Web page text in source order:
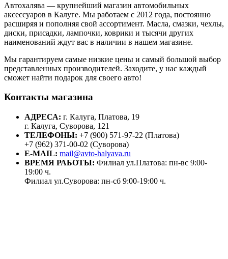
Автохалява — крупнейший магазин автомобильных
аксессуаров в Калуге. Мы работаем с 2012 года, постоянно
расширяя и пополняя свой ассортимент. Масла, смазки, чехлы,
диски, присадки, лампочки, коврики и тысячи других
наименований ждут вас в наличии в нашем магазине.
Мы гарантируем самые низкие цены и самый большой выбор
представленных производителей. Заходите, у нас каждый
сможет найти подарок для своего авто!
Контакты магазина
АДРЕСА: г. Калуга, Платова, 19
г. Калуга, Суворова, 121
ТЕЛЕФОНЫ: +7 (900) 571-97-22 (Платова)
+7 (962) 371-00-02 (Суворова)
E-MAIL: mail@avto-halyava.ru
ВРЕМЯ РАБОТЫ: Филиал ул.Платова: пн-вс 9:00-
19:00 ч.
Филиал ул.Суворова: пн-сб 9:00-19:00 ч.